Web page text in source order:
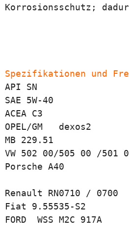
Korrosionsschutz;
Spezifikationen und
API SN
SAE 5W-40
ACEA C3
OPEL/GM   dexos2
MB 229.51
VW 502 00/505 00 /501
Porsche A40
Renault RN0710 / 0700
Fiat 9.55535-S2
FORD  WSS M2C 917A